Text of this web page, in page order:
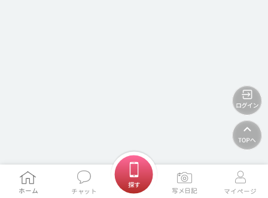
ホームに戻る
ホーム チャット
探す
写メ日記 マイページ